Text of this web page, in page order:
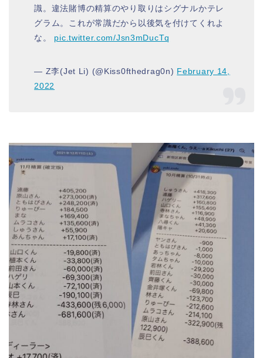
識。違法賭博の精算のやり取りはシグナルかテレ
グラム。これが常識だから以後気を付けてくれよ
な。 pic.twitter.com/Jsn3mDucTq
— Z李(Jet Li) (@Kiss0fthedrag0n) February 14,
2022